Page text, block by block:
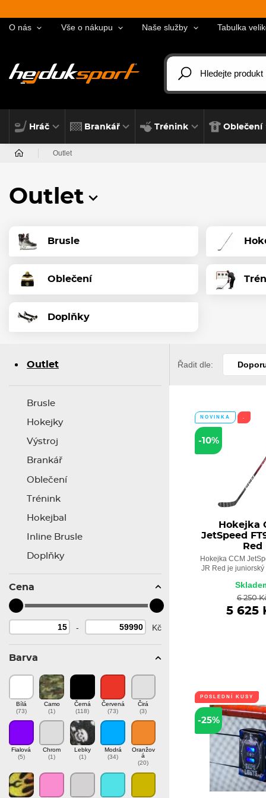
O nás Vše o nákupu Naše služby Tabulka
Hráč Brankář Trénink Oblečení
Outlet
Outlet
Brusle
Oblečení
Doplňky
Outlet
Brusle
Hokejky
Výstroj
Brankář
Oblečení
Trénink
Hokejbal
Inline Brusle
Doplňky
Cena
- Kč
Barva
Bílá
(73)
Camo
(1)
Černá
(118)
Červená
(73)
Čirá
(3)
Fialová
(5)
Chrom
(1)
Lebky
(1)
Modrá
(34)
Oranžov
á
(20)
Řadit dle:
NOVINKA
-10%
Hokejka
JetSpeed
Red
Hokejka CCM
JR Red je juniorský
6 250
5 625
POSLEDNÍ KUSY
-25%